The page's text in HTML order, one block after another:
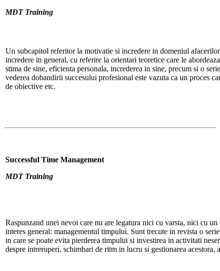
MDT Training
Un subcapitol referitor la motivatie si incredere in domeniul
incredere in general, cu referire la orientari teoretice care le
stima de sine, eficienta personala, increderea in sine, precum si o
vederea dobandirii succesului profesional este vazuta ca un proces
de obiective etc.
Successful Time Management
MDT Training
Raspunzand unei nevoi care nu are legatura nici cu varsta, nici cu
interes general: managementul timpului. Sunt trecute in revista o
in care se poate evita pierderea timpului si investirea in activitati
despre intreruperi, schimbari de ritm in lucru si gestionarea